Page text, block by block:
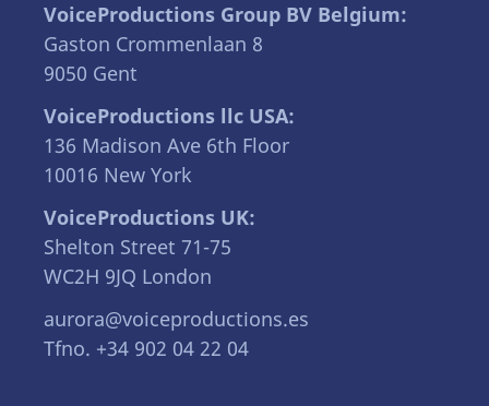
VoiceProductions Group BV Belgium:
Gaston Crommenlaan 8
9050 Gent
VoiceProductions llc USA:
136 Madison Ave 6th Floor
10016 New York
VoiceProductions UK:
Shelton Street 71-75
WC2H 9JQ London
aurora@voiceproductions.es
Tfno. +34 902 04 22 04